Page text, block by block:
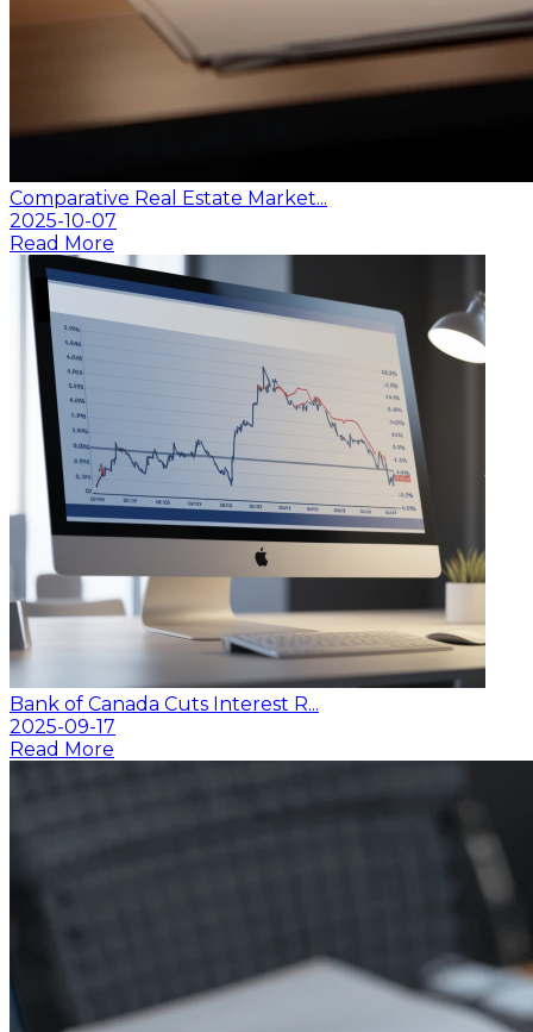
Comparative Real Estate Market...
2025-10-07
Read More
Bank of Canada Cuts Interest R...
2025-09-17
Read More